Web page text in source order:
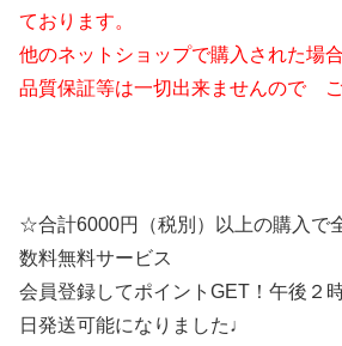
ております。
他のネットショップで購入された場
品質保証等は一切出来ませんので ご
☆合計6000円（税別）以上の購入で
数料無料サービス
会員登録してポイントGET！午後２
日発送可能になりました♩